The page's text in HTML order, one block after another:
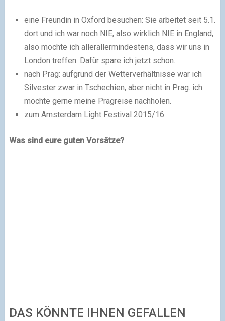
eine Freundin in Oxford besuchen: Sie arbeitet seit 5.1.
dort und ich war noch NIE, also wirklich NIE in England,
also möchte ich allerallermindestens, dass wir uns in
London treffen. Dafür spare ich jetzt schon.
nach Prag: aufgrund der Wetterverhältnisse war ich
Silvester zwar in Tschechien, aber nicht in Prag. ich
möchte gerne meine Pragreise nachholen.
zum Amsterdam Light Festival 2015/16
Was sind eure guten Vorsätze?
DAS KÖNNTE IHNEN GEFALLEN